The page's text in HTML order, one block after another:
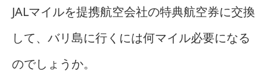
JALマイルを提携航空会社の特典航空券に交換
して、バリ島に行くには何マイル必要になる
のでしょうか。